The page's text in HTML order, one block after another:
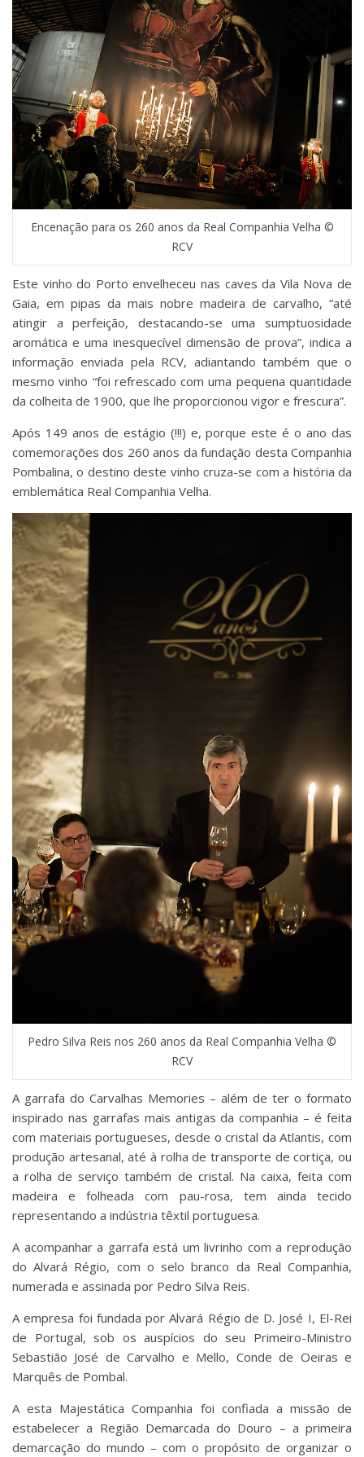
Encenação para os 260 anos da Real Companhia Velha ©
RCV
Este vinho do Porto envelheceu nas caves da Vila Nova de
Gaia, em pipas da mais nobre madeira de carvalho, “até
atingir a perfeição, destacando-se uma sumptuosidade
aromática e uma inesquecível dimensão de prova”, indica a
informação enviada pela RCV, adiantando também que o
mesmo vinho “foi refrescado com uma pequena quantidade
da colheita de 1900, que lhe proporcionou vigor e frescura”.
Após 149 anos de estágio (!!!) e, porque este é o ano das
comemorações dos 260 anos da fundação desta Companhia
Pombalina, o destino deste vinho cruza-se com a história da
emblemática Real Companhia Velha.
Pedro Silva Reis nos 260 anos da Real Companhia Velha ©
RCV
A garrafa do Carvalhas Memories – além de ter o formato
inspirado nas garrafas mais antigas da companhia – é feita
com materiais portugueses, desde o cristal da Atlantis, com
produção artesanal, até à rolha de transporte de cortiça, ou
a rolha de serviço também de cristal. Na caixa, feita com
madeira e folheada com pau-rosa, tem ainda tecido
representando a indústria têxtil portuguesa.
A acompanhar a garrafa está um livrinho com a reprodução
do Alvará Régio, com o selo branco da Real Companhia,
numerada e assinada por Pedro Silva Reis.
A empresa foi fundada por Alvará Régio de D. José I, El-Rei
de Portugal, sob os auspícios do seu Primeiro-Ministro
Sebastião José de Carvalho e Mello, Conde de Oeiras e
Marquês de Pombal.
A esta Majestática Companhia foi confiada a missão de
estabelecer a Região Demarcada do Douro – a primeira
demarcação do mundo – com o propósito de organizar o